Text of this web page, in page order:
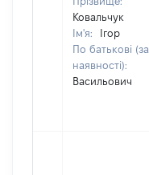
Ковальчук
Ім'я:
Ігор
По батькові (за
наявності):
Васильович